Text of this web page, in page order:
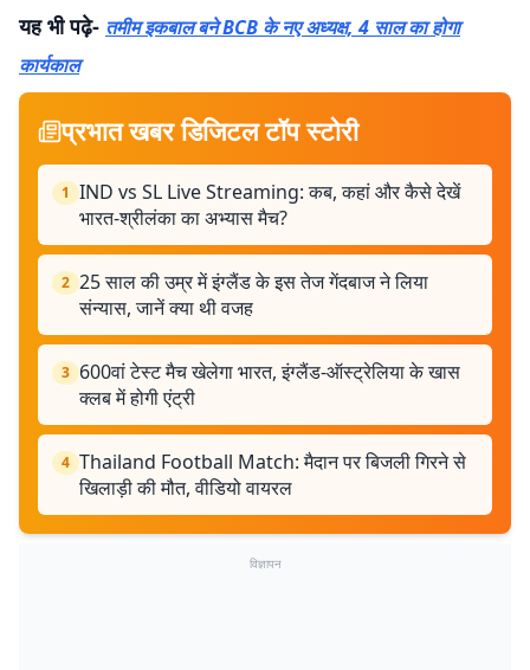
यह भी पढ़े- तमीम इकबाल बने BCB के नए अध्यक्ष, 4 साल का होगा
कार्यकाल
प्रभात खबर डिजिटल टॉप स्टोरी
1 IND vs SL Live Streaming: कब, कहां और कैसे देखें
भारत-श्रीलंका का अभ्यास मैच?
2 25 साल की उम्र में इंग्लैंड के इस तेज गेंदबाज ने लिया
संन्यास, जानें क्या थी वजह
3 600वां टेस्ट मैच खेलेगा भारत, इंग्लैंड-ऑस्ट्रेलिया के खास
क्लब में होगी एंट्री
4 Thailand Football Match: मैदान पर बिजली गिरने से
खिलाड़ी की मौत, वीडियो वायरल
विज्ञापन